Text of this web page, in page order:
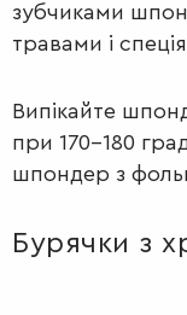
зубчиками
травами і
Випікайте
при 170-180
шпондер з
Бурячки з